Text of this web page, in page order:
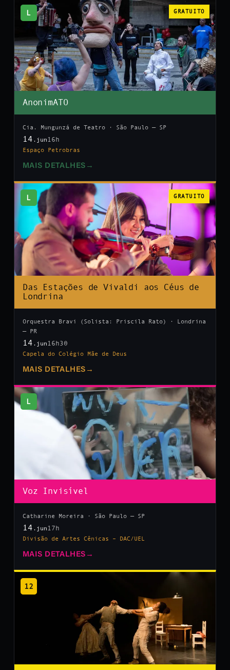
L GRATUITO
AnonimATO
Cia. Mungunzá de Teatro · São Paulo — SP
14 .jun 16h
Espaço Petrobras
MAIS DETALHES →
L GRATUITO
Das Estações de Vivaldi aos Céus de
Londrina
Orquestra Bravi (Solista: Priscila Rato) · Londrina
— PR
14 .jun 16h30
Capela do Colégio Mãe de Deus
MAIS DETALHES →
L
Voz Invisível
Catharine Moreira · São Paulo — SP
14 .jun 17h
Divisão de Artes Cênicas – DAC/UEL
MAIS DETALHES →
12